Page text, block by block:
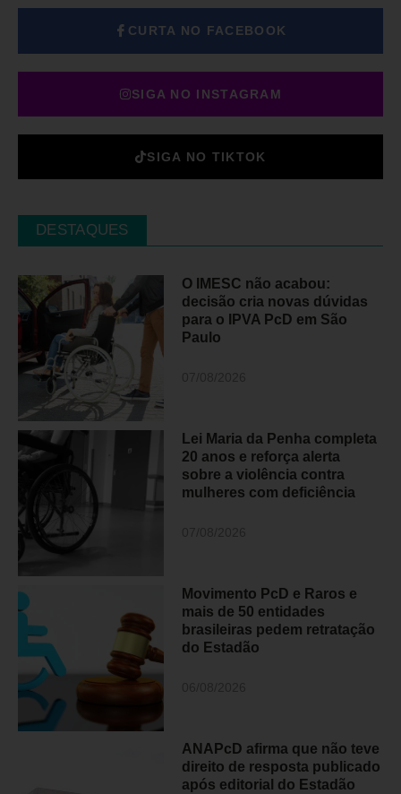
CURTA NO FACEBOOK
SIGA NO INSTAGRAM
SIGA NO TIKTOK
DESTAQUES
O IMESC não acabou:
decisão cria novas dúvidas
para o IPVA PcD em São
Paulo
Lei Maria da Penha completa
20 anos e reforça alerta
sobre a violência contra
mulheres com deficiência
Movimento PcD e Raros e
mais de 50 entidades
brasileiras pedem retratação
do Estadão
ANAPcD afirma que não teve
direito de resposta publicado
após editorial do Estadão